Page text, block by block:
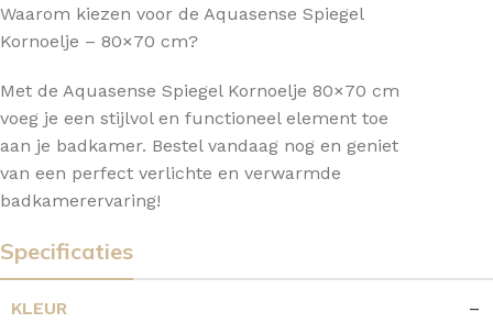
Waarom kiezen voor de Aquasense Spiegel
Kornoelje – 80×70 cm?
Met de Aquasense Spiegel Kornoelje 80×70 cm
voeg je een stijlvol en functioneel element toe
aan je badkamer. Bestel vandaag nog en geniet
van een perfect verlichte en verwarmde
badkamerervaring!
Specificaties
KLEUR –